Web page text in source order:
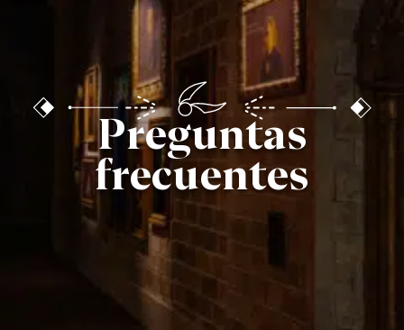
Preguntas
frecuentes